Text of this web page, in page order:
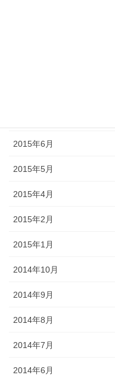
2015年6月
2015年5月
2015年4月
2015年2月
2015年1月
2014年10月
2014年9月
2014年8月
2014年7月
2014年6月